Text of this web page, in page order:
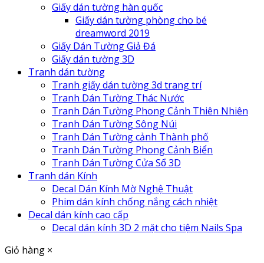
Giấy dán tường hàn quốc
Giấy dán tường phòng cho bé
dreamword 2019
Giấy Dán Tường Giả Đá
Giấy dán tường 3D
Tranh dán tường
Tranh giấy dán tường 3d trang trí
Tranh Dán Tường Thác Nước
Tranh Dán Tường Phong Cảnh Thiên Nhiên
Tranh Dán Tường Sông Núi
Tranh Dán Tường cảnh Thành phố
Tranh Dán Tường Phong Cảnh Biển
Tranh Dán Tường Cửa Sổ 3D
Tranh dán Kính
Decal Dán Kính Mờ Nghệ Thuật
Phim dán kính chống nắng cách nhiệt
Decal dán kính cao cấp
Decal dán kính 3D 2 mặt cho tiệm Nails Spa
Giỏ hàng ×